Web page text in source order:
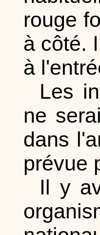
rouge
à côté.
à
Les
ne
dans
prévue
Il y